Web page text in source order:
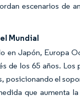
escenarios de
Mundial
en Japón, Europa
de los 65 años.
el
que aumenta